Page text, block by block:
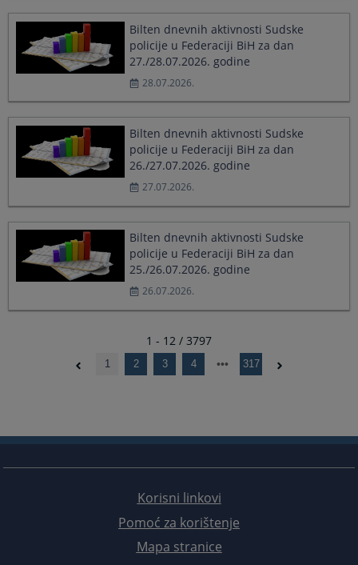
Bilten dnevnih aktivnosti Sudske
policije u Federaciji BiH za dan
27./28.07.2026. godine
28.07.2026.
Bilten dnevnih aktivnosti Sudske
policije u Federaciji BiH za dan
26./27.07.2026. godine
27.07.2026.
Bilten dnevnih aktivnosti Sudske
policije u Federaciji BiH za dan
25./26.07.2026. godine
26.07.2026.
1 - 12 / 3797
1 2 3 4 317
Korisni linkovi
Pomoć za korištenje
Mapa stranice